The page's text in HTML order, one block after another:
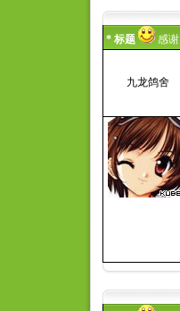
* 标题 感谢
九龙鸽舍